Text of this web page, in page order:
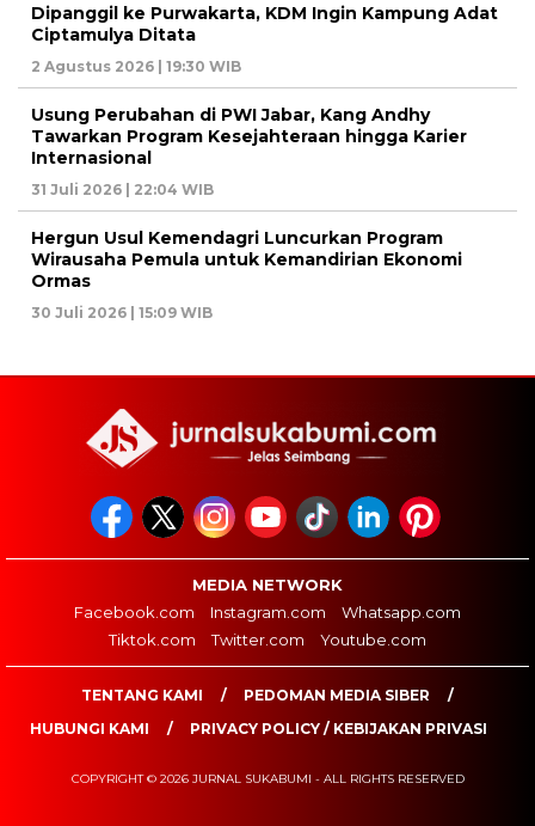
Dipanggil ke Purwakarta, KDM Ingin Kampung Adat
Ciptamulya Ditata
2 Agustus 2026 | 19:30 WIB
Usung Perubahan di PWI Jabar, Kang Andhy
Tawarkan Program Kesejahteraan hingga Karier
Internasional
31 Juli 2026 | 22:04 WIB
Hergun Usul Kemendagri Luncurkan Program
Wirausaha Pemula untuk Kemandirian Ekonomi
Ormas
30 Juli 2026 | 15:09 WIB
MEDIA NETWORK
Facebook.com
Instagram.com
Whatsapp.com
Tiktok.com
Twitter.com Youtube.com
TENTANG KAMI
PEDOMAN MEDIA SIBER
HUBUNGI KAMI
PRIVACY POLICY / KEBIJAKAN PRIVASI
COPYRIGHT © 2026 JURNAL SUKABUMI - ALL RIGHTS RESERVED